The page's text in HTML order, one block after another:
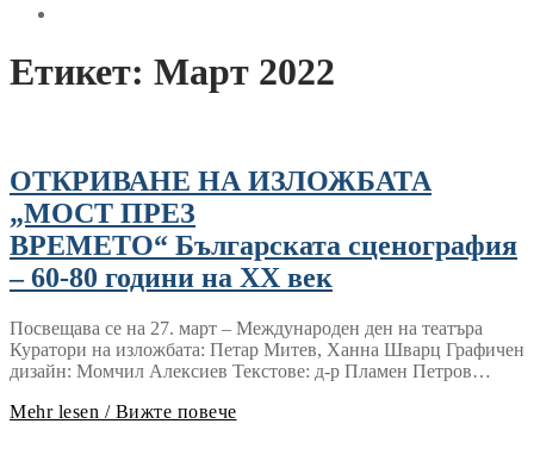
Етикет: Март 2022
ОТКРИВАНЕ НА ИЗЛОЖБАТА
„МОСТ ПРЕЗ
ВРЕМЕТО“ Българската сценография
– 60-80 години на ХХ век
Посвещава се на 27. март – Международен ден на театъра
Куратори на изложбата: Петар Митев, Ханна Шварц Графичен
дизайн: Момчил Алексиев Текстове: д-р Пламен Петров…
Mehr lesen / Вижте повече